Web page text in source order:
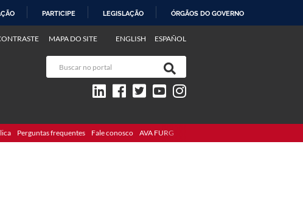
PARTICIPE LEGISLAÇÃO ÓRGÃOS DO GOVERNO
ENGLISH ESPAÑOL
MAPA DO SITE
Perguntas frequentes Fale conosco AVA FURG